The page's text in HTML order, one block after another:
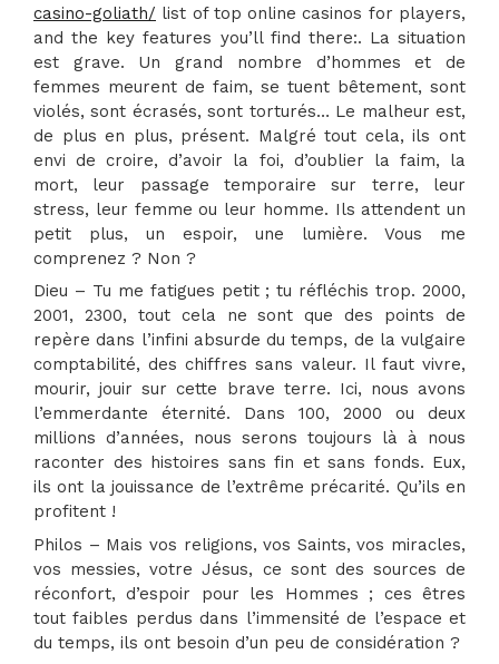
casino-goliath/ list of top online casinos for players,
and the key features you’ll find there:. La situation
est grave. Un grand nombre d’hommes et de
femmes meurent de faim, se tuent bêtement, sont
violés, sont écrasés, sont torturés… Le malheur est,
de plus en plus, présent. Malgré tout cela, ils ont
envi de croire, d’avoir la foi, d’oublier la faim, la
mort, leur passage temporaire sur terre, leur
stress, leur femme ou leur homme. Ils attendent un
petit plus, un espoir, une lumière. Vous me
comprenez ? Non ?
Dieu – Tu me fatigues petit ; tu réfléchis trop. 2000,
2001, 2300, tout cela ne sont que des points de
repère dans l’infini absurde du temps, de la vulgaire
comptabilité, des chiffres sans valeur. Il faut vivre,
mourir, jouir sur cette brave terre. Ici, nous avons
l’emmerdante éternité. Dans 100, 2000 ou deux
millions d’années, nous serons toujours là à nous
raconter des histoires sans fin et sans fonds. Eux,
ils ont la jouissance de l’extrême précarité. Qu’ils en
profitent !
Philos – Mais vos religions, vos Saints, vos miracles,
vos messies, votre Jésus, ce sont des sources de
réconfort, d’espoir pour les Hommes ; ces êtres
tout faibles perdus dans l’immensité de l’espace et
du temps, ils ont besoin d’un peu de considération ?